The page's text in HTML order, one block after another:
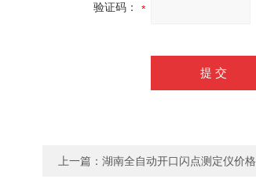
验证码：
上一篇： 湖南全自动开口闪点测定仪价格